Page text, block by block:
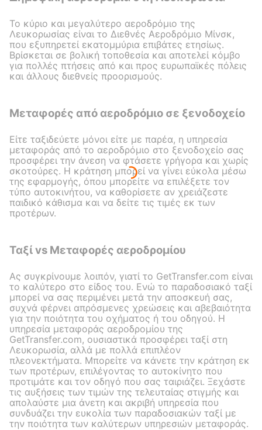
Το κύριο και μεγαλύτερο αεροδρόμιο της
Λευκορωσίας είναι το Διεθνές Αεροδρόμιο Μίνσκ,
που εξυπηρετεί εκατομμύρια επιβάτες ετησίως.
Βρίσκεται σε βολική τοποθεσία και αποτελεί κόμβο
για πολλές πτήσεις από και προς ευρωπαϊκές πόλεις
και άλλους διεθνείς προορισμούς.
Μεταφορές από αεροδρόμιο σε ξενοδοχείο
Είτε ταξιδεύετε μόνοι είτε με παρέα, η υπηρεσία
μεταφοράς από το αεροδρόμιο στο ξενοδοχείο σας
προσφέρει την άνεση να φτάσετε γρήγορα και χωρίς
σκοτούρες. Η κράτηση μπορεί να γίνει εύκολα μέσω
της εφαρμογής, όπου μπορείτε να επιλέξετε τον
τύπο αυτοκινήτου, να καθορίσετε αν χρειάζεστε
παιδικό κάθισμα και να δείτε τις τιμές εκ των
προτέρων.
Ταξί vs Μεταφορές αεροδρομίου
Ας συγκρίνουμε λοιπόν, γιατί το GetTransfer.com είναι
το καλύτερο στο είδος του. Ενώ το παραδοσιακό ταξί
μπορεί να σας περιμένει μετά την αποσκευή σας,
συχνά φέρνει απρόσμενες χρεώσεις και αβεβαιότητα
για την ποιότητα του οχήματος ή του οδηγού. Η
υπηρεσία μεταφοράς αεροδρομίου της
GetTransfer.com, ουσιαστικά προσφέρει ταξί στη
Λευκορωσία, αλλά με πολλά επιπλέον
πλεονεκτήματα. Μπορείτε να κάνετε την κράτηση εκ
των προτέρων, επιλέγοντας το αυτοκίνητο που
προτιμάτε και τον οδηγό που σας ταιριάζει. Ξεχάστε
τις αυξήσεις των τιμών της τελευταίας στιγμής και
απολαύστε μια άνετη και ακριβή υπηρεσία που
συνδυάζει την ευκολία των παραδοσιακών ταξί με
την ποιότητα των καλύτερων υπηρεσιών μεταφοράς.